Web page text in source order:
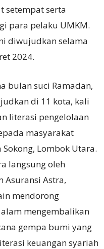
setempat serta
para pelaku UMKM.
diwujudkan selama
2024.
bulan suci Ramadan,
di 11 kota, kali
literasi pengelolaan
masyarakat
Lombok Utara.
langsung oleh
Asuransi Astra,
mendorong
mengembalikan
gempa bumi yang
keuangan syariah